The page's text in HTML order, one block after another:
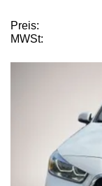
Preis:
MWSt: